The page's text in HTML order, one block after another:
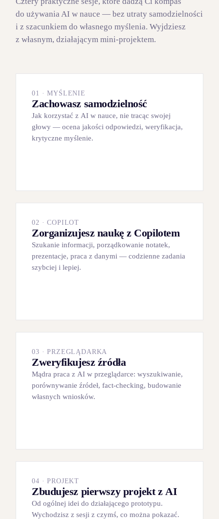
do używania AI w nauce — bez utraty samodzielności
i z szacunkiem do własnego myślenia. Wyjdziesz
z własnym, działającym mini‑projektem.
01 · MYŚLENIE
Zachowasz samodzielność
Jak korzystać z AI w nauce, nie tracąc swojej
głowy — ocena jakości odpowiedzi, weryfikacja,
krytyczne myślenie.
02 · COPILOT
Zorganizujesz naukę z Copilotem
Szukanie informacji, porządkowanie notatek,
prezentacje, praca z danymi — codzienne zadania
szybciej i lepiej.
03 · PRZEGLĄDARKA
Zweryfikujesz źródła
Mądra praca z AI w przeglądarce: wyszukiwanie,
porównywanie źródeł, fact‑checking, budowanie
własnych wniosków.
04 · PROJEKT
Zbudujesz pierwszy projekt z AI
Od ogólnej idei do działającego prototypu.
Wychodzisz z sesji z czymś, co można pokazać.